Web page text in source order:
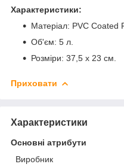
Характеристики:
Матеріал: PVC Coated
Об'єм: 5 л.
Розміри: 37,5 х 23 см.
Приховати
Характеристики
Основні атрибути
Виробник